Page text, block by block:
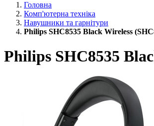
Головна
Комп'ютерна техніка
Навушники та гарнітури
Philips SHC8535 Black Wireless
Philips SHC8535